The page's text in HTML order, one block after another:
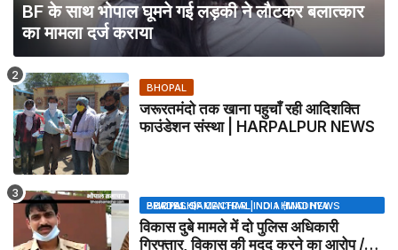
BF के साथ भोपाल घूमने गई लड़की ने लौटकर बलात्कार
का मामला दर्ज कराया
BHOPAL
जरूरतमंदो तक खाना पहुचाँ रही आदिशक्ति
फाउंडेशन संस्था | HARPALPUR NEWS
BHOPAL SAMACHAR | NO 1 HINDI NEWS PORTAL OF CENTRAL INDIA (MADHYA PRADESH)
विकास दुबे मामले में दो पुलिस अधिकारी
गिरफ्तार, विकास की मदद करने का आरोप /